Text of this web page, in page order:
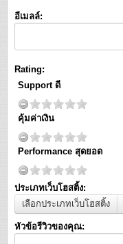
อีเมลล์:
Rating:
Support ดี
คุ้มค่าเงิน
Performance สุดยอด
ประเภทเว็บโฮสติ้ง:
เลือกประเภทเว็บโฮสติ้ง
หัวข้อรีวิวของคุณ: